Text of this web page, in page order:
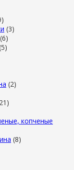
(3)
(6)
(2)
копченые
(8)